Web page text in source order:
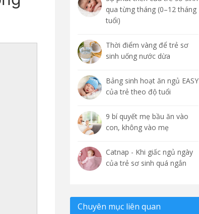
qua từng tháng (0–12 tháng
tuổi)
Thời điểm vàng để trẻ sơ
sinh uống nước dừa
Bảng sinh hoạt ăn ngủ EASY
của trẻ theo độ tuổi
9 bí quyết mẹ bầu ăn vào
con, không vào mẹ
Catnap - Khi giấc ngủ ngày
của trẻ sơ sinh quá ngắn
Chuyên mục liên quan